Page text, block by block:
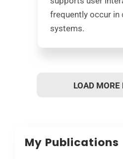
frequently occur in
systems.
LOAD MORE
My Publications